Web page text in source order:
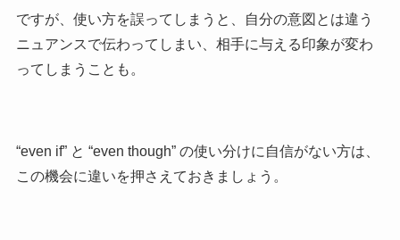
ですが、使い方を誤ってしまうと、自分の意図とは違う
ニュアンスで伝わってしまい、相手に与える印象が変わ
ってしまうことも。
“even if” と “even though” の使い分けに自信がない方は、
この機会に違いを押さえておきましょう。